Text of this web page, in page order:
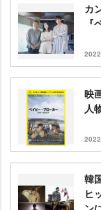
カ
映
人
韓
ヒ